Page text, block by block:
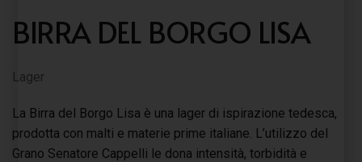
BIRRA DEL BORGO LISA
Lager
La Birra del Borgo Lisa è una lager di ispirazione tedesca,
prodotta con malti e materie prime italiane. L’utilizzo del
Grano Senatore Cappelli le dona intensità, torbidità e